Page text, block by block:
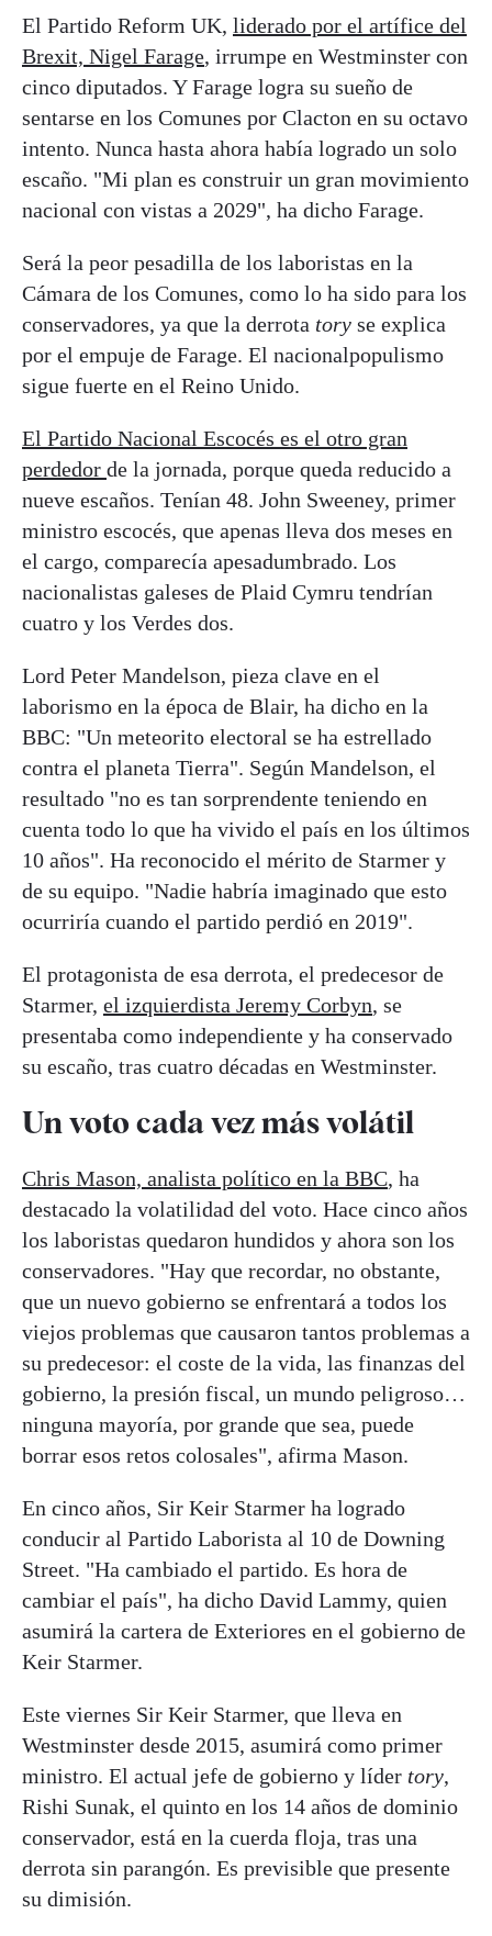
El Partido Reform UK, liderado por el artífice del
Brexit, Nigel Farage, irrumpe en Westminster con
cinco diputados. Y Farage logra su sueño de
sentarse en los Comunes por Clacton en su octavo
intento. Nunca hasta ahora había logrado un solo
escaño. "Mi plan es construir un gran movimiento
nacional con vistas a 2029", ha dicho Farage.
Será la peor pesadilla de los laboristas en la
Cámara de los Comunes, como lo ha sido para los
conservadores, ya que la derrota tory se explica
por el empuje de Farage. El nacionalpopulismo
sigue fuerte en el Reino Unido.
El Partido Nacional Escocés es el otro gran
perdedor de la jornada, porque queda reducido a
nueve escaños. Tenían 48. John Sweeney, primer
ministro escocés, que apenas lleva dos meses en
el cargo, comparecía apesadumbrado. Los
nacionalistas galeses de Plaid Cymru tendrían
cuatro y los Verdes dos.
Lord Peter Mandelson, pieza clave en el
laborismo en la época de Blair, ha dicho en la
BBC: "Un meteorito electoral se ha estrellado
contra el planeta Tierra". Según Mandelson, el
resultado "no es tan sorprendente teniendo en
cuenta todo lo que ha vivido el país en los últimos
10 años". Ha reconocido el mérito de Starmer y
de su equipo. "Nadie habría imaginado que esto
ocurriría cuando el partido perdió en 2019".
El protagonista de esa derrota, el predecesor de
Starmer, el izquierdista Jeremy Corbyn, se
presentaba como independiente y ha conservado
su escaño, tras cuatro décadas en Westminster.
Un voto cada vez más volátil
Chris Mason, analista político en la BBC, ha
destacado la volatilidad del voto. Hace cinco años
los laboristas quedaron hundidos y ahora son los
conservadores. "Hay que recordar, no obstante,
que un nuevo gobierno se enfrentará a todos los
viejos problemas que causaron tantos problemas a
su predecesor: el coste de la vida, las finanzas del
gobierno, la presión fiscal, un mundo peligroso…
ninguna mayoría, por grande que sea, puede
borrar esos retos colosales", afirma Mason.
En cinco años, Sir Keir Starmer ha logrado
conducir al Partido Laborista al 10 de Downing
Street. "Ha cambiado el partido. Es hora de
cambiar el país", ha dicho David Lammy, quien
asumirá la cartera de Exteriores en el gobierno de
Keir Starmer.
Este viernes Sir Keir Starmer, que lleva en
Westminster desde 2015, asumirá como primer
ministro. El actual jefe de gobierno y líder tory,
Rishi Sunak, el quinto en los 14 años de dominio
conservador, está en la cuerda floja, tras una
derrota sin parangón. Es previsible que presente
su dimisión.